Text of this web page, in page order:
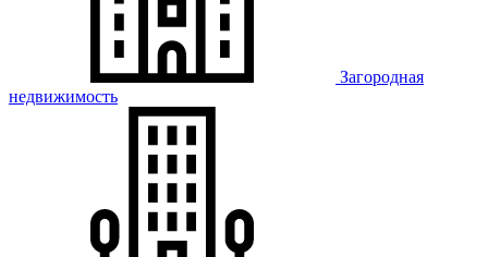
Загородная
недвижимость